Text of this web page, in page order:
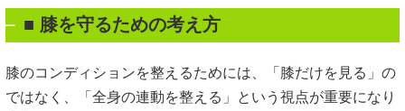
■ 膝を守るための考え方
膝のコンディションを整えるためには、「膝だけを見る」の
ではなく、「全身の連動を整える」という視点が重要になり